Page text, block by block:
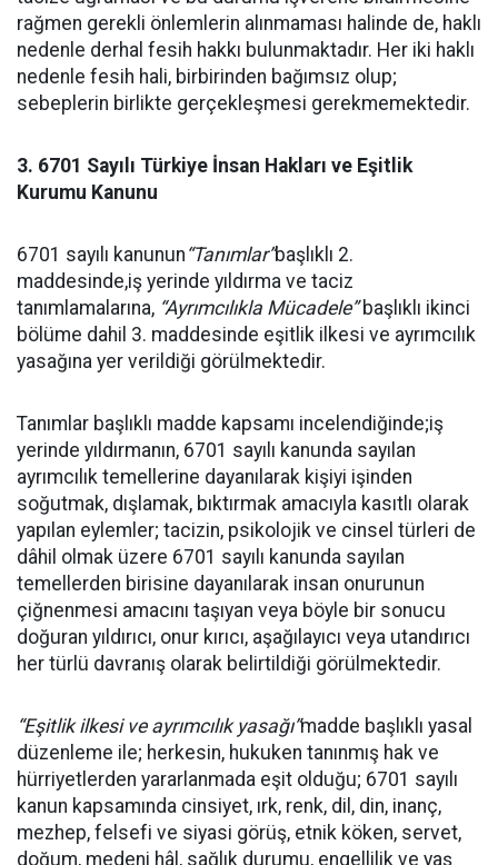
rağmen gerekli önlemlerin alınmaması halinde de, haklı
nedenle derhal fesih hakkı bulunmaktadır. Her iki haklı
nedenle fesih hali, birbirinden bağımsız olup;
sebeplerin birlikte gerçekleşmesi gerekmemektedir.
3. 6701 Sayılı Türkiye İnsan Hakları ve Eşitlik
Kurumu Kanunu
6701 sayılı kanunun “Tanımlar”başlıklı 2.
maddesinde,iş yerinde yıldırma ve taciz
tanımlamalarına, “Ayrımcılıkla Mücadele”başlıklı ikinci
bölüme dahil 3. maddesinde eşitlik ilkesi ve ayrımcılık
yasağına yer verildiği görülmektedir.
Tanımlar başlıklı madde kapsamı incelendiğinde;iş
yerinde yıldırmanın, 6701 sayılı kanunda sayılan
ayrımcılık temellerine dayanılarak kişiyi işinden
soğutmak, dışlamak, bıktırmak amacıyla kasıtlı olarak
yapılan eylemler; tacizin, psikolojik ve cinsel türleri de
dâhil olmak üzere 6701 sayılı kanunda sayılan
temellerden birisine dayanılarak insan onurunun
çiğnenmesi amacını taşıyan veya böyle bir sonucu
doğuran yıldırıcı, onur kırıcı, aşağılayıcı veya utandırıcı
her türlü davranış olarak belirtildiği görülmektedir.
“Eşitlik ilkesi ve ayrımcılık yasağı”madde başlıklı yasal
düzenleme ile; herkesin, hukuken tanınmış hak ve
hürriyetlerden yararlanmada eşit olduğu; 6701 sayılı
kanun kapsamında cinsiyet, ırk, renk, dil, din, inanç,
mezhep, felsefi ve siyasi görüş, etnik köken, servet,
doğum, medeni hâl, sağlık durumu, engellilik ve yaş